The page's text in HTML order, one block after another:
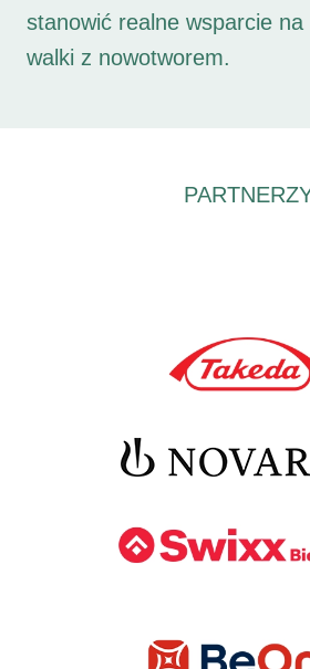
stanowić realne wsparcie
walki z nowotworem.